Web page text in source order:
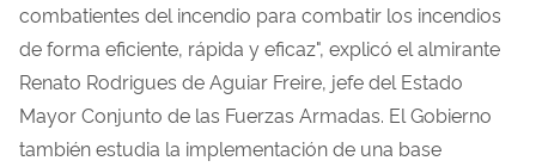
combatientes del incendio para combatir los incendios
de forma eficiente, rápida y eficaz", explicó el almirante
Renato Rodrigues de Aguiar Freire, jefe del Estado
Mayor Conjunto de las Fuerzas Armadas. El Gobierno
también estudia la implementación de una base